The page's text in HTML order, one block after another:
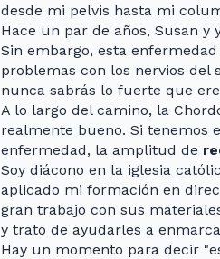
desde mi pelvis hasta mi
Hace un par de años, Susan
Sin embargo, esta
problemas con los nervios del
nunca sabrás lo fuerte que
A lo largo del camino, la
realmente bueno. Si tenemos
enfermedad, la amplitud de
Soy diácono en la iglesia
aplicado mi formación en
gran trabajo con sus
y trato de ayudarles a
Hay un momento para decir